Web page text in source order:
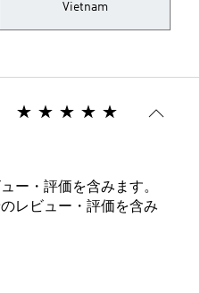
Vietnam
ー・評価を含みます。
レビュー・評価を含み